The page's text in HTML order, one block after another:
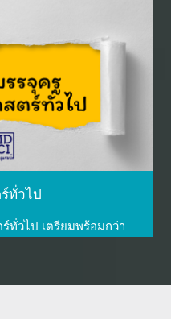
ทั่วไป
ทั่วไป เตรียมพร้อมกว่า